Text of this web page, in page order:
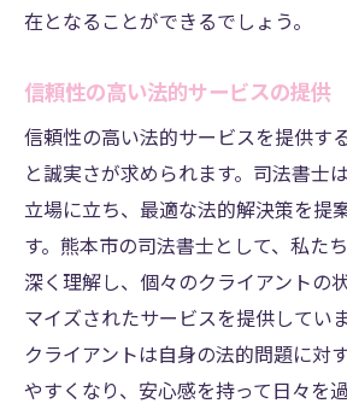
在となることができるでしょう。
信頼性の高い法的サービスの提供
信頼性の高い法的サービスを提供す
と誠実さが求められます。司法書士
立場に立ち、最適な法的解決策を提
す。熊本市の司法書士として、私た
深く理解し、個々のクライアントの
マイズされたサービスを提供してい
クライアントは自身の法的問題に対
やすくなり、安心感を持って日々を